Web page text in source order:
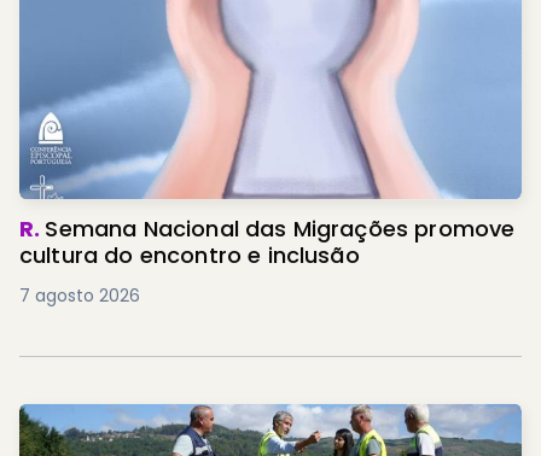
R. Semana Nacional das Migrações promove
cultura do encontro e inclusão
7 agosto 2026